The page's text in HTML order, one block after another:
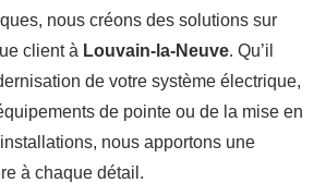
nous créons des solutions sur
client à Louvain-la-Neuve. Qu’il
de votre système électrique,
de pointe ou de la mise en
nous apportons une
à chaque détail.